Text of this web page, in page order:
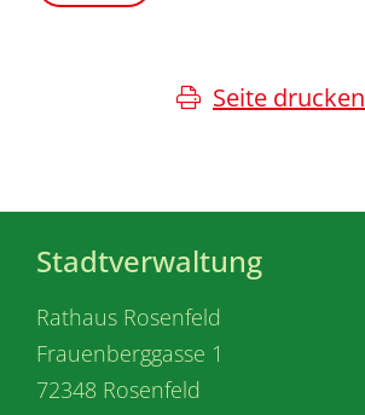
Seite drucken
Stadtverwaltung
Rathaus Rosenfeld
Frauenberggasse 1
72348 Rosenfeld